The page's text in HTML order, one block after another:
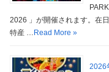
2026 」が開催されます。在
特産 … Read More »
2026